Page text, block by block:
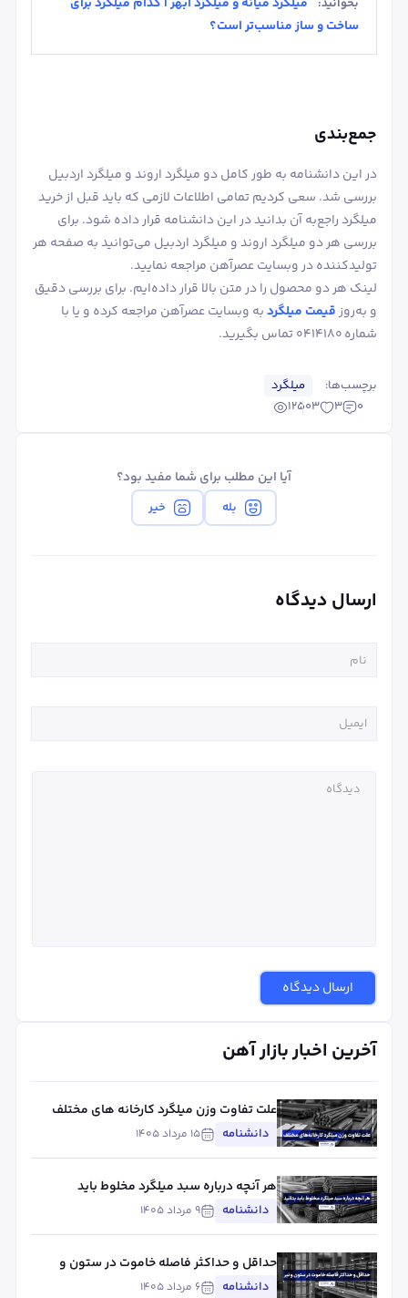
بخوانید:
ساخت و ساز مناسب‌تر است؟
جمع‌بندی
در این دانشنامه به طور کامل دو میلگرد اروند و میلگرد اردبیل
بررسی شد. سعی کردیم تمامی اطلاعات لازمی که باید قبل از خرید
میلگرد راجع‌به آن بدانید در این دانشنامه قرار داده شود. برای
بررسی هر دو میلگرد اروند و میلگرد اردبیل می‌توانید به صفحه هر
تولیدکننده در وبسایت عصرآهن مراجعه نمایید.
لینک هر دو محصول را در متن بالا قرار داده‌ایم. برای بررسی دقیق
و به‌روزقیمت میلگردبه وبسایت عصرآهن مراجعه کرده و یا با
شماره 0414180 تماس بگیرید.
برچسب‌ها:
میلگرد
0
3
12503
آیا این مطلب برای شما مفید بود؟
بله خیر
ارسال دیدگاه
ارسال دیدگاه
آخرین اخبار بازار آهن
علت تفاوت وزن میلگرد کارخانه های مختلف
چیست؟ بررسی استاندارد، تلورانس و عوامل
مؤثر
دانشنامه ۱۵ مرداد ۱۴۰۵
هر آنچه درباره سبد میلگرد مخلوط باید
بدانید
دانشنامه ۹ مرداد ۱۴۰۵
حداقل و حداکثر فاصله خاموت در ستون و
تیر
دانشنامه ۶ مرداد ۱۴۰۵